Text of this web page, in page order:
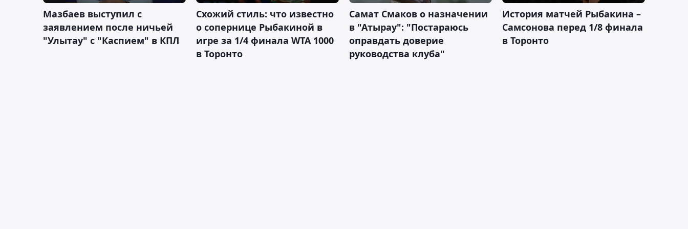
Мазбаев выступил с
заявлением после ничьей
"Улытау" с "Каспием" в КПЛ
Схожий стиль: что известно
о сопернице Рыбакиной в
игре за 1/4 финала WTA 1000
в Торонто
Самат Смаков о назначении
в "Атырау": "Постараюсь
оправдать доверие
руководства клуба"
История матчей Рыбакина –
Самсонова перед 1/8 финала
в Торонто